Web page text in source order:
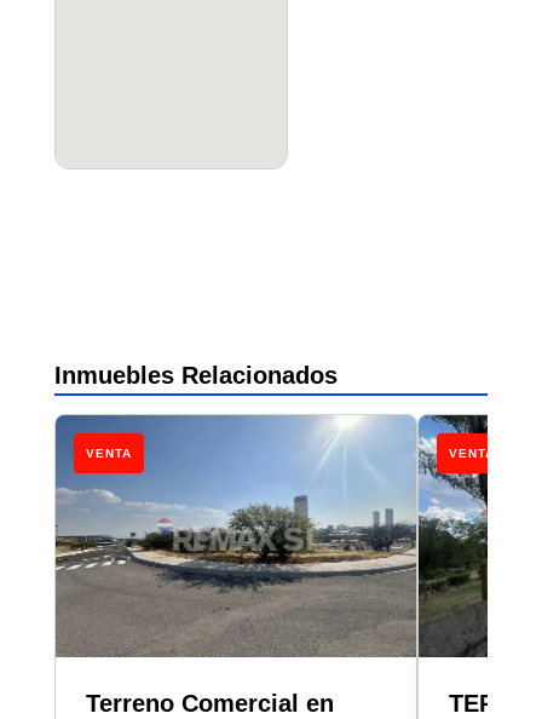
Inmuebles Relacionados
VENTA
Terreno Comercial en
VENTA